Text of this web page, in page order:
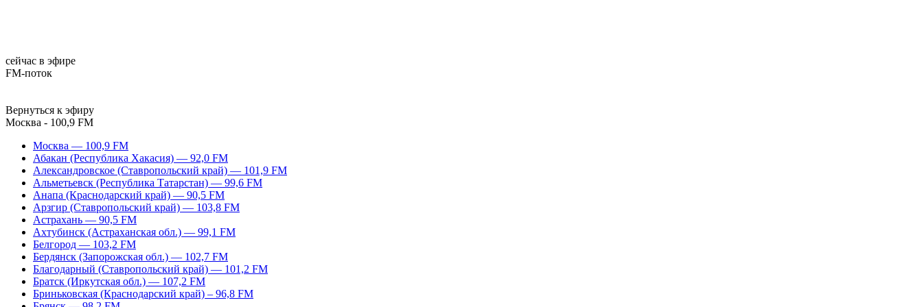
сейчас в эфире
FM-поток
Вернуться к эфиру
Москва - 100,9 FM
Москва — 100,9 FM
Абакан (Республика Хакасия) — 92,0 FM
Александровское (Ставропольский край) — 101,9 FM
Альметьевск (Республика Татарстан) — 99,6 FM
Анапа (Краснодарский край) — 90,5 FM
Арзгир (Ставропольский край) — 103,8 FM
Астрахань — 90,5 FM
Ахтубинск (Астраханская обл.) — 99,1 FM
Белгород — 103,2 FM
Бердянск (Запорожская обл.) — 102,7 FM
Благодарный (Ставропольский край) — 101,2 FM
Братск (Иркутская обл.) — 107,2 FM
Бриньковская (Краснодарский край) – 96,8 FM